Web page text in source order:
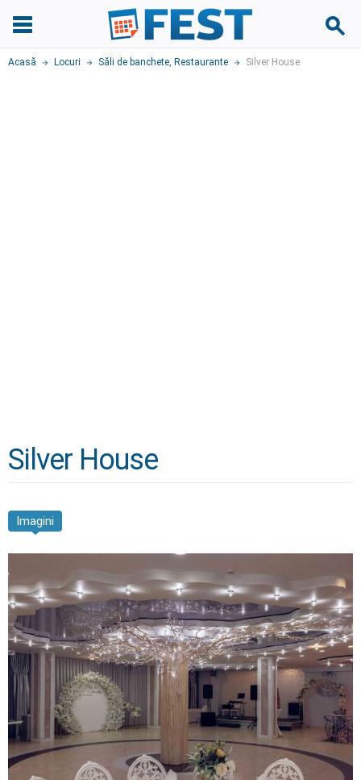
Acasă Locuri Săli de banchete, Restaurante Silver House
Silver House
Imagini